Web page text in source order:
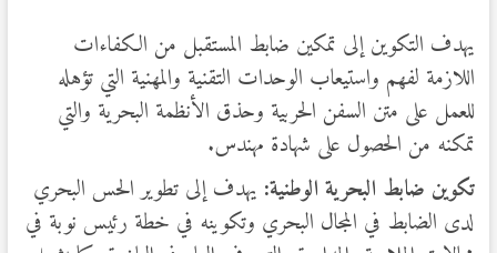
يهدف التكوين إلى تمكين ضابط المستقبل من الكفاءات
اللازمة لفهم واستيعاب الوحدات التقنية والمهنية التي تؤهله
للعمل على متن السفن الحربية وحذق الأنظمة البحرية والتي
تمكنه من الحصول على شهادة مهندس.
تكوين ضابط البحرية الوطنية: يهدف إلى تطوير الحس البحري
لدى الضابط في المجال البحري وتكوينه في خطة رئيس نوبة في